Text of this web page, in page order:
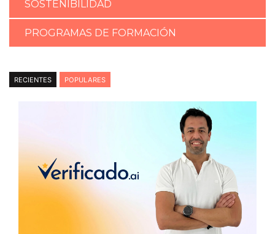
SOSTENIBILIDAD
PROGRAMAS DE FORMACIÓN
RECIENTES POPULARES